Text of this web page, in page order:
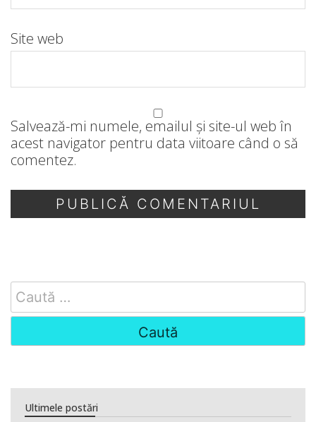
Site web
Salvează-mi numele, emailul și site-ul web în
acest navigator pentru data viitoare când o să
comentez.
Search
for:
Ultimele postări